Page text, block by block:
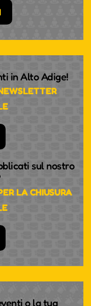
in Alto Adige!
sul nostro
LA CHIUSURA
o la tua